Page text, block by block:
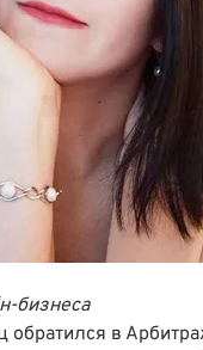
бизнеса
обратился в